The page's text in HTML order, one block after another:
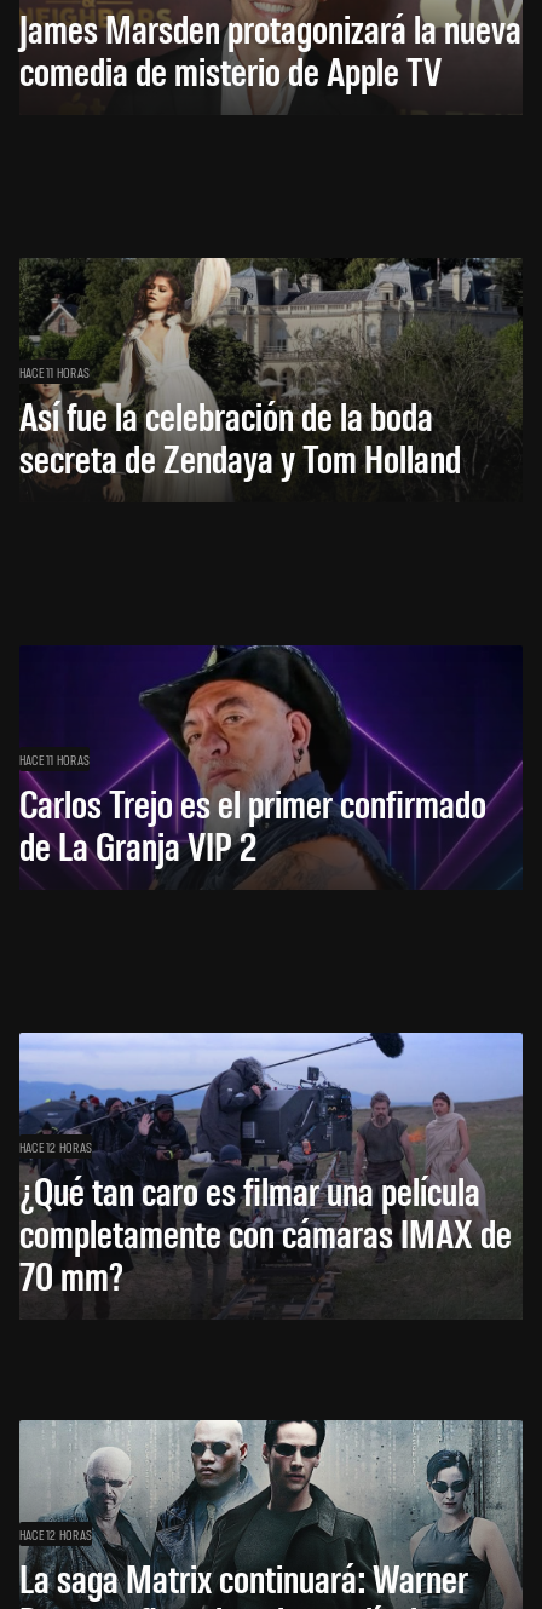
James Marsden protagonizará la nueva
comedia de misterio de Apple TV
HACE 11 HORAS
Así fue la celebración de la boda
secreta de Zendaya y Tom Holland
HACE 11 HORAS
Carlos Trejo es el primer confirmado
de La Granja VIP 2
HACE 12 HORAS
¿Qué tan caro es filmar una película
completamente con cámaras IMAX de
70 mm?
HACE 12 HORAS
La saga Matrix continuará: Warner